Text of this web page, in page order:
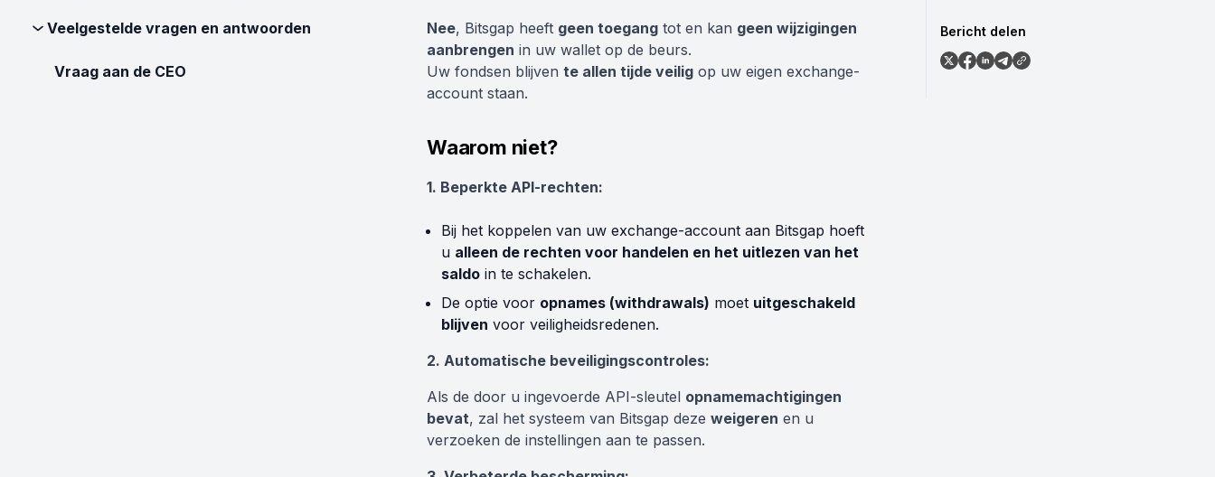
Veelgestelde vragen en antwoorden
Vraag aan de CEO
Nee, Bitsgap heeft geen toegang tot en kan geen wijzigingen
aanbrengen in uw wallet op de beurs.
Uw fondsen blijven te allen tijde veilig op uw eigen exchange-
account staan.
Waarom niet?
1. Beperkte API-rechten:
Bij het koppelen van uw exchange-account aan Bitsgap hoeft
u alleen de rechten voor handelen en het uitlezen van het
saldo in te schakelen.
De optie voor opnames (withdrawals) moet uitgeschakeld
blijven voor veiligheidsredenen.
2. Automatische beveiligingscontroles:
Als de door u ingevoerde API-sleutel opnamemachtigingen
bevat, zal het systeem van Bitsgap deze weigeren en u
verzoeken de instellingen aan te passen.
Bericht delen